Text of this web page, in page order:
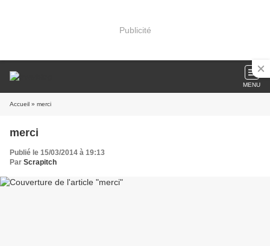
Publicité
MENU
Accueil » merci
merci
Publié le 15/03/2014 à 19:13
Par Scrapitch